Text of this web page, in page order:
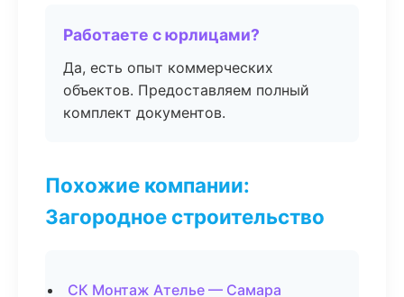
Работаете с юрлицами?
Да, есть опыт коммерческих
объектов. Предоставляем полный
комплект документов.
Похожие компании:
Загородное строительство
СК Монтаж Ателье — Самара